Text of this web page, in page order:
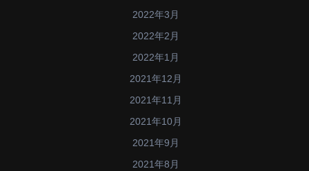
2022年3月
2022年2月
2022年1月
2021年12月
2021年11月
2021年10月
2021年9月
2021年8月